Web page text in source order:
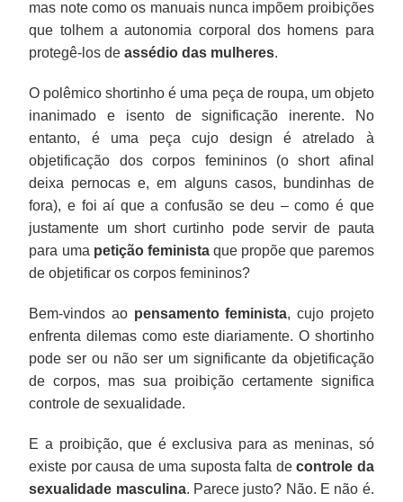
mas note como os manuais nunca impõem proibições
que tolhem a autonomia corporal dos homens para
protegê-los deassédio das mulheres.
O polêmico shortinho é uma peça de roupa, um objeto
inanimado e isento de significação inerente. No
entanto, é uma peça cujo design é atrelado à
objetificação dos corpos femininos (o short afinal
deixa pernocas e, em alguns casos, bundinhas de
fora), e foi aí que a confusão se deu – como é que
justamente um short curtinho pode servir de pauta
para uma petição feministaque propõe que paremos
de objetificar os corpos femininos?
Bem-vindos ao pensamento feminista, cujo projeto
enfrenta dilemas como este diariamente. O shortinho
pode ser ou não ser um significante da objetificação
de corpos, mas sua proibição certamente significa
controle de sexualidade.
E a proibição, que é exclusiva para as meninas, só
existe por causa de uma suposta falta decontrole da
sexualidade masculina. Parece justo? Não. E não é.